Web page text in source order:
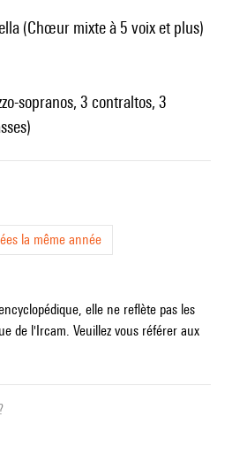
(Chœur mixte à 5 voix et plus)
sopranos, 3 contraltos, 3
la même année
elle ne reflète pas les
de l'Ircam. Veuillez vous référer aux